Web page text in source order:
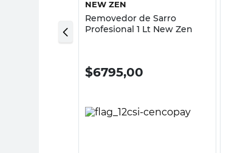
NEW ZEN
Removedor de Sarro
Profesional 1 Lt New Zen
$6795,00